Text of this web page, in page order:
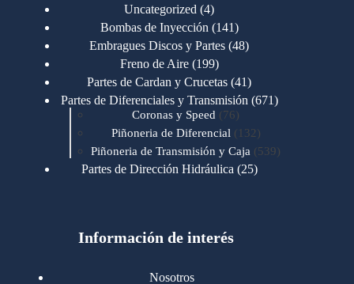
Uncategorized 44
productos
Bombas de Inyección 141141
productos
Embragues Discos y Partes 4848
Freno de Aire 199199
productos
Partes de Cardan y Crucetas 4141
productos
Partes de Diferenciales y Transmisión 671671
Coronas y Speed 7676
productos
Piñoneria de Diferencial 132 132
productos
Piñoneria de Transmisión y Caja 539539
Partes de Dirección Hidráulica 2525
Motores Cummins 723
Información de interés
Nosotros